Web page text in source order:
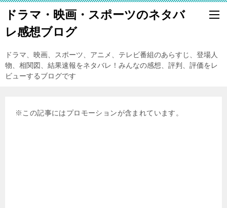
ドラマ・映画・スポーツのネタバ
レ感想ブログ
ドラマ、映画、スポーツ、アニメ、テレビ番組のあらすじ、登場人
物、相関図、結果速報をネタバレ！みんなの感想、評判、評価をレ
ビューするブログです
※この記事にはプロモーションが含まれています。